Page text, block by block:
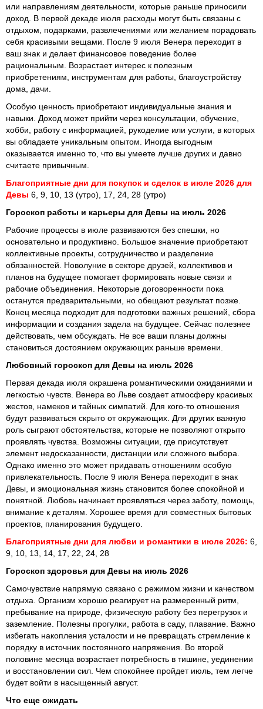
или направлениям деятельности, которые раньше приносили
доход. В первой декаде июля расходы могут быть связаны с
отдыхом, подарками, развлечениями или желанием порадовать
себя красивыми вещами. После 9 июля Венера переходит в
ваш знак и делает финансовое поведение более
рациональным. Возрастает интерес к полезным
приобретениям, инструментам для работы, благоустройству
дома, дачи.
Особую ценность приобретают индивидуальные знания и
навыки. Доход может прийти через консультации, обучение,
хобби, работу с информацией, рукоделие или услуги, в которых
вы обладаете уникальным опытом. Иногда выгодным
оказывается именно то, что вы умеете лучше других и давно
считаете привычным.
Благоприятные дни для покупок и сделок в июле 2026 для
Девы 6, 9, 10, 13 (утро), 17, 24, 28 (утро)
Гороскоп работы и карьеры для Девы на июль 2026
Рабочие процессы в июле развиваются без спешки, но
основательно и продуктивно. Большое значение приобретают
коллективные проекты, сотрудничество и разделение
обязанностей. Новолуние в секторе друзей, коллективов и
планов на будущее помогает формировать новые связи и
рабочие объединения. Некоторые договоренности пока
останутся предварительными, но обещают результат позже.
Конец месяца подходит для подготовки важных решений, сбора
информации и создания задела на будущее. Сейчас полезнее
действовать, чем обсуждать. Не все ваши планы должны
становиться достоянием окружающих раньше времени.
Любовный гороскоп для Девы на июль 2026
Первая декада июля окрашена романтическими ожиданиями и
легкостью чувств. Венера во Льве создает атмосферу красивых
жестов, намеков и тайных симпатий. Для кого-то отношения
будут развиваться скрыто от окружающих. Для других важную
роль сыграют обстоятельства, которые не позволяют открыто
проявлять чувства. Возможны ситуации, где присутствует
элемент недосказанности, дистанции или сложного выбора.
Однако именно это может придавать отношениям особую
привлекательность. После 9 июля Венера переходит в знак
Девы, и эмоциональная жизнь становится более спокойной и
понятной. Любовь начинает проявляться через заботу, помощь,
внимание к деталям. Хорошее время для совместных бытовых
проектов, планирования будущего.
Благоприятные дни для любви и романтики в июле 2026: 6,
9, 10, 13, 14, 17, 22, 24, 28
Гороскоп здоровья для Девы на июль 2026
Самочувствие напрямую связано с режимом жизни и качеством
отдыха. Организм хорошо реагирует на размеренный ритм,
пребывание на природе, физическую работу без перегрузок и
заземление. Полезны прогулки, работа в саду, плавание. Важно
избегать накопления усталости и не превращать стремление к
порядку в источник постоянного напряжения. Во второй
половине месяца возрастает потребность в тишине, уединении
и восстановлении сил. Чем спокойнее пройдет июль, тем легче
будет войти в насыщенный август.
Что еще ожидать